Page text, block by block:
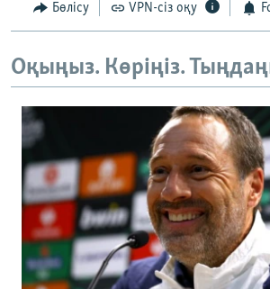
Бөлісу VPN-сіз оқу
Оқыңыз. Көріңіз.